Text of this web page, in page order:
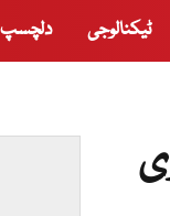
ٹیکنالوجی